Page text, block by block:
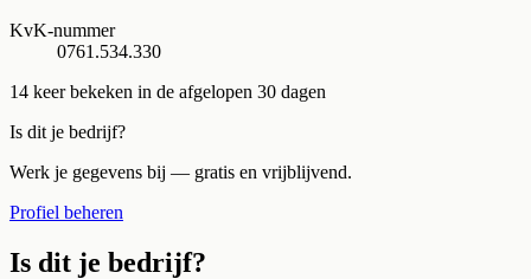
KvK-nummer
0761.534.330
14 keer bekeken in de afgelopen 30 dagen
Is dit je bedrijf?
Werk je gegevens bij — gratis en vrijblijvend.
Profiel beheren
Is dit je bedrijf?